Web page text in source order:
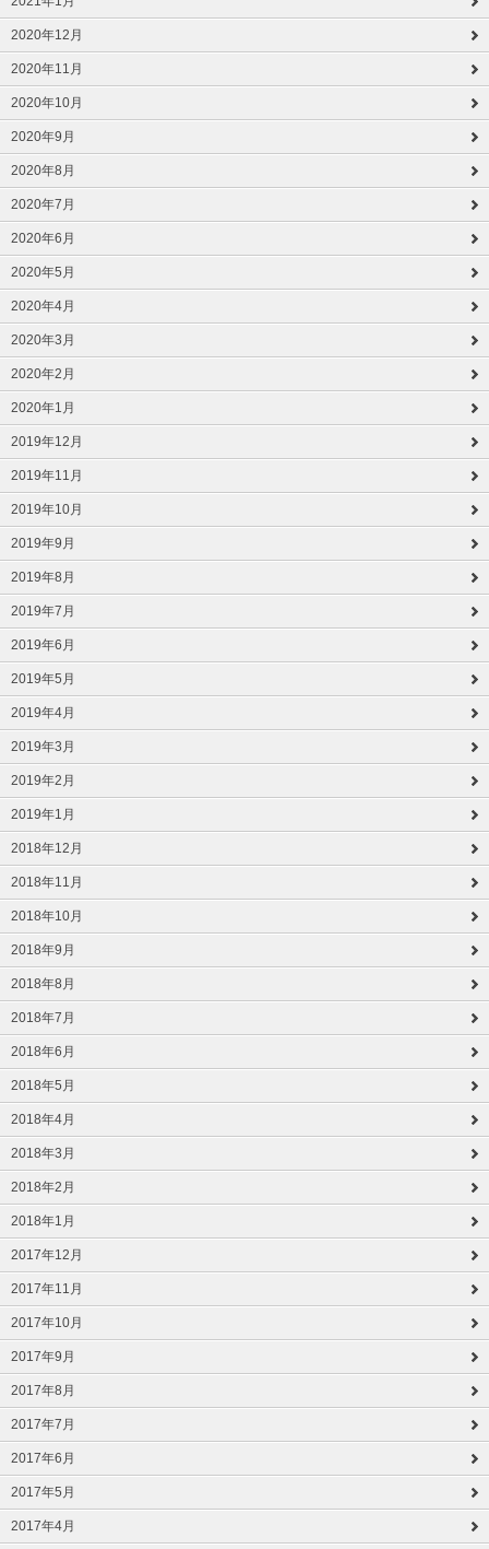
2020年12月
2020年11月
2020年10月
2020年9月
2020年8月
2020年7月
2020年6月
2020年5月
2020年4月
2020年3月
2020年2月
2020年1月
2019年12月
2019年11月
2019年10月
2019年9月
2019年8月
2019年7月
2019年6月
2019年5月
2019年4月
2019年3月
2019年2月
2019年1月
2018年12月
2018年11月
2018年10月
2018年9月
2018年8月
2018年7月
2018年6月
2018年5月
2018年4月
2018年3月
2018年2月
2018年1月
2017年12月
2017年11月
2017年10月
2017年9月
2017年8月
2017年7月
2017年6月
2017年5月
2017年4月